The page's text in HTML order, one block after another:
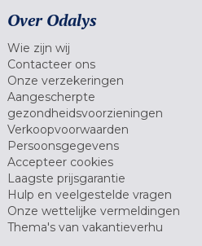
Over Odalys
Wie zijn wij
Contacteer ons
Onze verzekeringen
Aangescherpte
gezondheidsvoorzieningen
Verkoopvoorwaarden
Persoonsgegevens
Accepteer cookies
Laagste prijsgarantie
Hulp en veelgestelde vragen
Onze wettelijke vermeldingen
Thema's van vakantieverhu